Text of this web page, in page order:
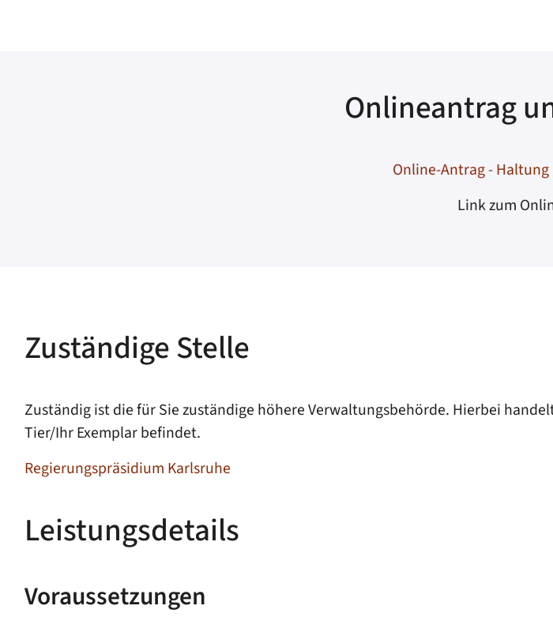
Onlineantrag
Online-Antrag -
Link zum
Zuständige Stelle
Zuständig ist die für Sie zuständige höhere Verwaltungsbehörde. Hierbei
Tier/Ihr Exemplar befindet.
Regierungspräsidium Karlsruhe
Leistungsdetails
Voraussetzungen